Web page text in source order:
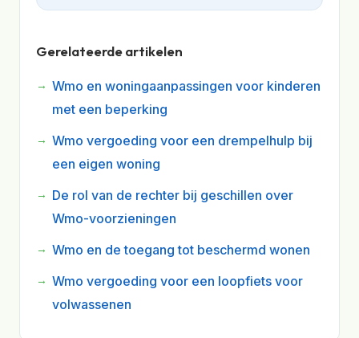
Gerelateerde artikelen
Wmo en woningaanpassingen voor kinderen
met een beperking
Wmo vergoeding voor een drempelhulp bij
een eigen woning
De rol van de rechter bij geschillen over
Wmo-voorzieningen
Wmo en de toegang tot beschermd wonen
Wmo vergoeding voor een loopfiets voor
volwassenen